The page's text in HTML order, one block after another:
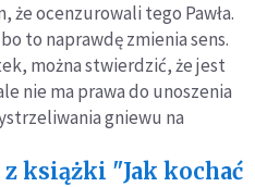
że ocenzurowali tego Pawła.
to naprawdę zmienia sens.
można stwierdzić, że jest
nie ma prawa do unoszenia
gniewu na
książki "Jak kochać